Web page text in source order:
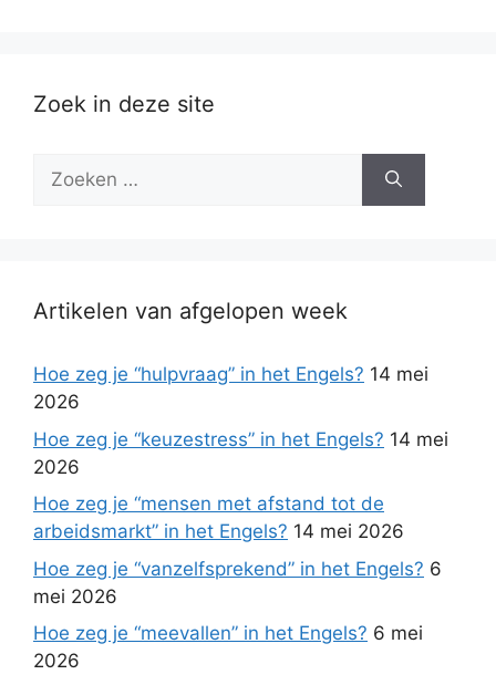
Zoek in deze site
Zoek
Artikelen van afgelopen week
Hoe zeg je “hulpvraag” in het Engels? 14 mei
2026
Hoe zeg je “keuzestress” in het Engels? 14 mei
2026
Hoe zeg je “mensen met afstand tot de
arbeidsmarkt” in het Engels? 14 mei 2026
Hoe zeg je “vanzelfsprekend” in het Engels? 6
mei 2026
Hoe zeg je “meevallen” in het Engels? 6 mei
2026